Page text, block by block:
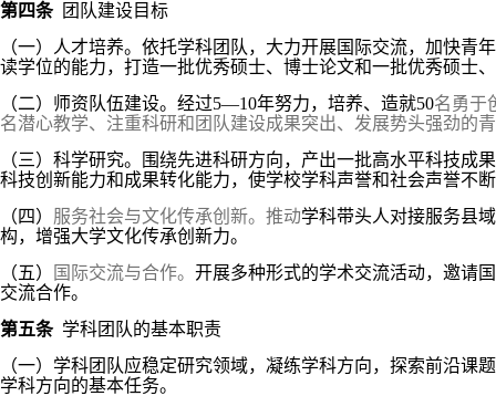
第四条
团队建设目标
（一）
人才培养。依托学科团队，大力开展国际交流，加快青
读学位的能力，打造一批优秀硕士、博士论文和一批优秀硕士
（二）师资队伍建设。经过5—10年努力，培养、造就50名勇于
名潜心教学、注重科研和团队建设成果突出、发展势头强劲的
（三）科学研究。围绕先进科研方向，产出一批高水平科技
科技创新能力和成果转化能力，使学校学科声誉和社会声誉不
（四） 服务社会与文化传承创新。推动学科带头人对接服务县
构，增强大学文化传承创新力。
（五）
国际交流与合作。 开展多种形式的学术交流活动，邀请
交流合作。
第五条 学科团队的基本职责
（一）学科团队应稳定研究领域，凝练学科方向，探索前沿
学科方向的基本任务。